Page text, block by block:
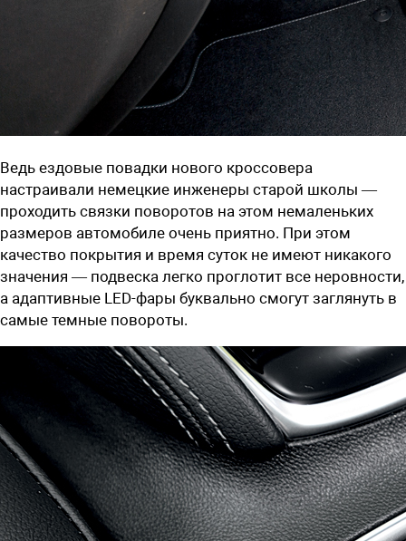
Ведь ездовые повадки нового кроссовера
настраивали немецкие инженеры старой школы —
проходить связки поворотов на этом немаленьких
размеров автомобиле очень приятно. При этом
качество покрытия и время суток не имеют никакого
значения — подвеска легко проглотит все неровности,
а адаптивные LED-фары буквально смогут заглянуть в
самые темные повороты.